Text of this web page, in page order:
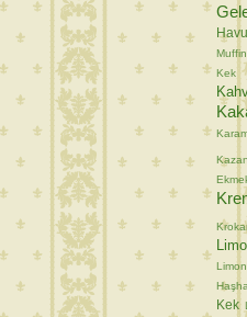
Muffin
Kek
Kek